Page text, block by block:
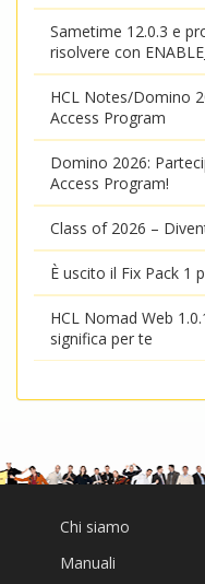
Sametime 12.0.3 e
risolvere con
HCL Notes/Domino
Access Program
Domino 2026:
Access Program!
Class of 2026 –
È uscito il Fix Pack 1
HCL Nomad Web
significa per te
Chi siamo
Manuali